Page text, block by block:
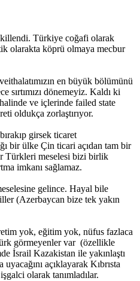
Türkiye coğafi olarak
olarakta köprü olmaya mecbur
en büyük bölümünü
sırtımızı dönemeyiz. Kaldı ki
halinde ve içlerinde failed state
oldukça zorlaştırıyor.
girsek ticaret
bir ülke Çin ticari açıdan tam bir
Türkleri meselesi bizi birlik
imkanı sağlamaz.
gelince. Hayal bile
(Azerbaycan bize tek yakın
yok, eğitim yok, nüfus fazlaca
görmeyenler var (özellikle
İsrail Kazakistan ile yakınlaştı
açıklayarak Kıbrısta
olarak tanımladılar.